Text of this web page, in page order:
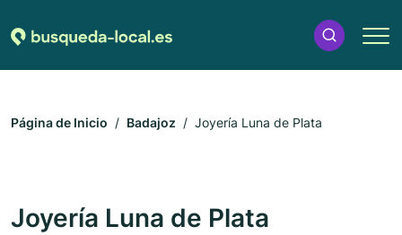
Página de Inicio Badajoz Joyería Luna de Plata
Joyería Luna de Plata